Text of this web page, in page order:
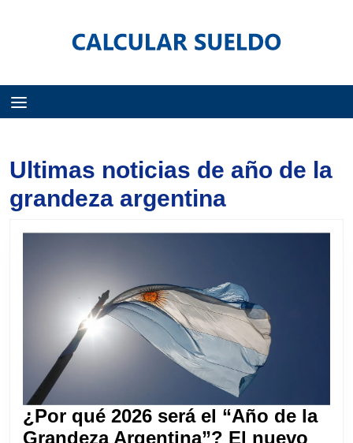
Ultimas noticias de año de la
grandeza argentina
¿Por qué 2026 será el “Año de la
Grandeza Argentina”? El nuevo